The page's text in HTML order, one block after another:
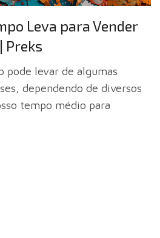
Leva para Vender
Preks
pode levar de algumas
dependendo de diversos
tempo médio para